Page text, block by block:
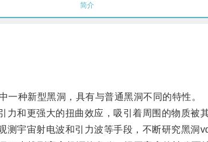
简介
种新型黑洞，具有与普通黑洞不同的特性。
和更强大的扭曲效应，吸引着周围的物质被其
宇宙射电波和引力波等手段，不断研究黑洞vq